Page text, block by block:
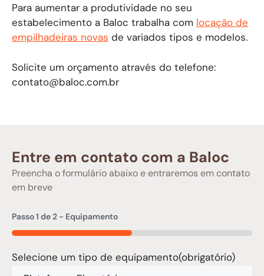
Para aumentar a produtividade no seu
estabelecimento a Baloc trabalha com locação de
empilhadeiras novas de variados tipos e modelos.
Solicite um orçamento através do telefone:
contato@baloc.com.br
Entre em contato com a Baloc
Preencha o formulário abaixo e entraremos em contato
em breve
Passo1 de 2 - Equipamento
50%
Selecione um tipo de equipamento(obrigatório)